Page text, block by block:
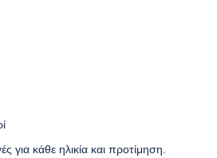
για κάθε ηλικία και προτίμηση.